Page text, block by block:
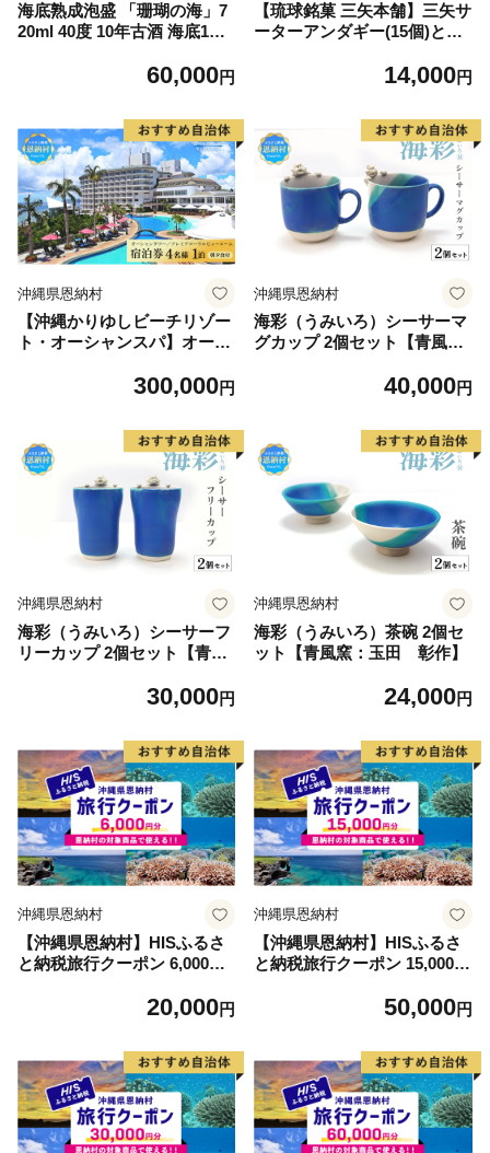
海底熟成泡盛 「珊瑚の海」7
20ml 40度 10年古酒 海底1年
60,000円
【琉球銘菓 三矢本舗】三矢サ
ーターアンダギー(15個)と幻
14,000円
沖縄県恩納村
【沖縄かりゆしビーチリゾー
ト・オーシャンスパ】オーシ
ルビュールーム 4名様1泊 宿
300,000円
沖縄県恩納村
海彩（うみいろ）シーサーマ
グカップ 2個セット【青風
40,000円
沖縄県恩納村
海彩（うみいろ）シーサーフ
リーカップ 2個セット【青風
30,000円
沖縄県恩納村
海彩（うみいろ）茶碗 2個セ
ット【青風窯：玉田 彰作】
24,000円
沖縄県恩納村
【沖縄県恩納村】HISふるさ
と納税旅行クーポン 6,000円
20,000円
沖縄県恩納村
【沖縄県恩納村】HISふるさ
と納税旅行クーポン 15,000円
50,000円